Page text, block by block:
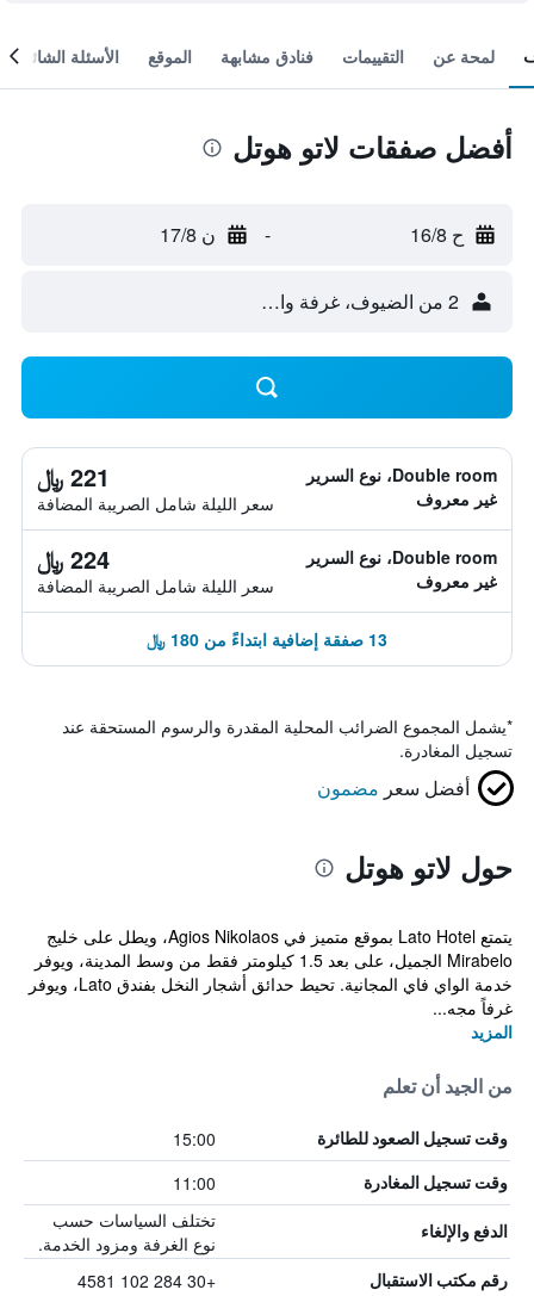
لمحة عن التقييمات فنادق مشابهة الموقع الأسئلة الشائعة
أفضل صفقات لاتو هوتل
ح 16/8 - ن 17/8
2 من الضيوف، غرفة واحدة
Double room، نوع السرير
غير معروف
221 ﷼
سعر الليلة شامل الصريبة المضافة
Double room، نوع السرير
غير معروف
224 ﷼
سعر الليلة شامل الصريبة المضافة
13 صفقة إضافية ابتداءً من 180 ﷼
*يشمل المجموع الضرائب المحلية المقدرة والرسوم المستحقة عند
تسجيل المغادرة.
أفضل سعر مضمون
حول لاتو هوتل
يتمتع Lato Hotel بموقع متميز في Agios Nikolaos، ويطل على خليج
Mirabelo الجميل، على بعد 1.5 كيلومتر فقط من وسط المدينة، ويوفر
خدمة الواي فاي المجانية. تحيط حدائق أشجار النخل بفندق Lato، ويوفر
غرفاً مجه...
المزيد
من الجيد أن تعلم
وقت تسجيل الصعود للطائرة 15:00
وقت تسجيل المغادرة 11:00
الدفع والإلغاء
تختلف السياسات حسب
نوع الغرفة ومزود الخدمة.
رقم مكتب الاستقبال +30 284 102 4581